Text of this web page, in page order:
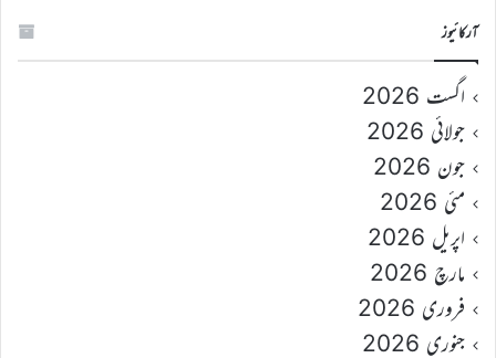
آرکائیوز
اگست 2026
جولائی 2026
جون 2026
مئی 2026
اپریل 2026
مارچ 2026
فروری 2026
جنوری 2026